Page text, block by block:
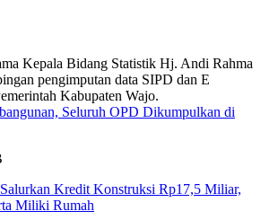
Seluruh OPD Dikumpulkan di
Kredit Konstruksi Rp17,5 Miliar,
Miliki Rumah